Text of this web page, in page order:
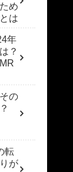
め
は
年
？
の
転
が